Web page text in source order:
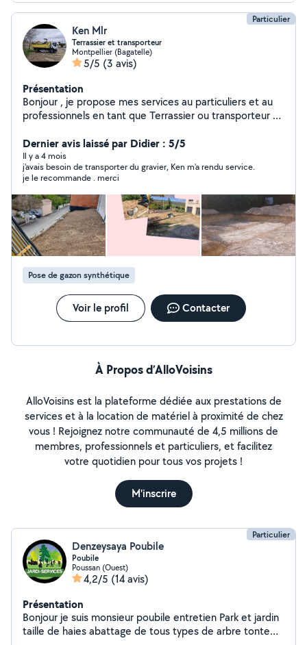
Particulier
Ken Mlr
Terrassier et transporteur
Montpellier (Bagatelle)
5/5 (3 avis)
Présentation
Bonjour , je propose mes services au particuliers et au
professionnels en tant que Terrassier ou transporteur (
Dernier avis laissé par Didier : 5/5
Il y a 4 mois
j'avais besoin de transporter du gravier, Ken m'a rendu service.
je le recommande . merci
Pose de gazon synthétique
Voir le profil Contacter
À Propos d’AlloVoisins
AlloVoisins est la plateforme dédiée aux prestations de
services et à la location de matériel à proximité de chez
vous ! Rejoignez notre communauté de 4,5 millions de
membres, professionnels et particuliers, et facilitez
votre quotidien pour tous vos projets !
M'inscrire
Particulier
Denzeysaya Poubile
Poubile
Poussan (Ouest)
4,2/5 (14 avis)
Présentation
Bonjour je suis monsieur poubile entretien Park et jardin
taille de haies abattage de tous types de arbre tonte